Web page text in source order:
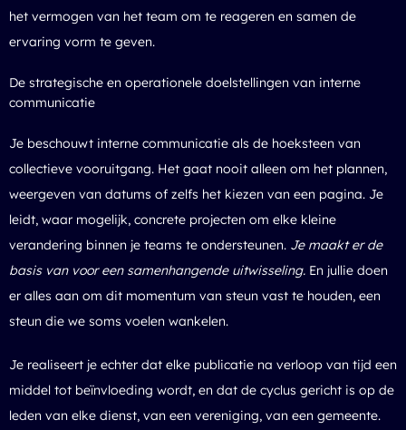
het vermogen van het team om te reageren en samen de
ervaring vorm te geven.
De strategische en operationele doelstellingen van interne
communicatie
Je beschouwt interne communicatie als de hoeksteen van
collectieve vooruitgang. Het gaat nooit alleen om het plannen,
weergeven van datums of zelfs het kiezen van een pagina. Je
leidt, waar mogelijk, concrete projecten om elke kleine
verandering binnen je teams te ondersteunen. Je maakt er de
basis van voor een samenhangende uitwisseling. En jullie doen
er alles aan om dit momentum van steun vast te houden, een
steun die we soms voelen wankelen.
Je realiseert je echter dat elke publicatie na verloop van tijd een
middel tot beïnvloeding wordt, en dat de cyclus gericht is op de
leden van elke dienst, van een vereniging, van een gemeente.